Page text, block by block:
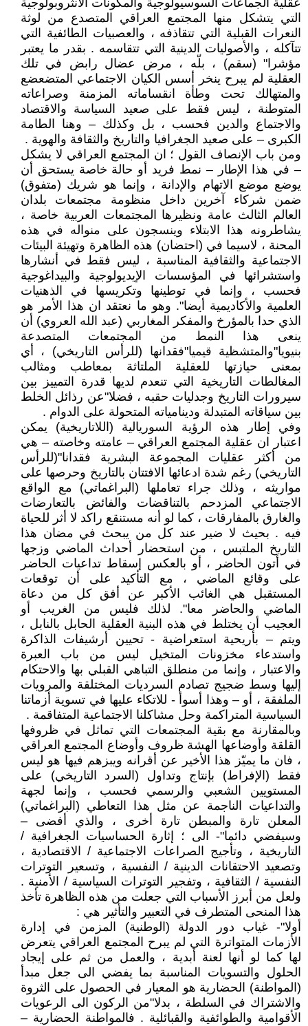
عقلية الجماعات السوسيولوجية والمكونات الانثروبولوجية
التي يتشكل منها المجتمع العراقي المتصدع من لوثة
النعرات القبلية التي تتقاذفه ، والعصبيات الطائفية التي
تتآكله ، والأصوليات الدينية التي تتقاسمه . بقدر ما يعتبر
مؤشرا" (سقم) ، بلّه ، مرض عضال رابض في تلك
العقلية لم يبرح ينخر أسس الكيان الاجتماعي المتضعضع
والمتهالك تحت وطأة انقساماته المزمنة وصراعاته
المتوطنة ، ليس فقط على صعيد السياسة والاقتصاد
والاجتماع والدين فحسب ، بل وكذلك – وهنا الطامة
الكبرى – على صعيد الجغرافيا والتاريخ والثقافة والهوية .
ومن باب الإنصاف القول ؛ ان المجتمع العراقي لا يشكل
– في هذا الإطار – نمط فريد أو حالة خاصة يستحق أن
يوضع موضع الاتهام والإدانة ، وإنما هو شريك (متفوق)
ضمن شركاء آخرين داخل منظومة مجتمعات بلدان
العالم الثالث عامة ونظيرها المجتمعات العربية خاصة ،
يشاطرونه هذا الابتلاء وينسجون على منواله في هذه
المحنة ، لاسيما في (احتضان) هذه الظاهرة وتهيئة البيئات
الاجتماعية والثقافية المناسبة ، ليس فقط في أنشارها
واستشرائها في المؤسسات الإيديولوجية والبيداغوجية
فحسب ، وإنما في توطينها وتكريسها في الذهنيات
العلمية والأكاديمية أيضا". وهو ما نعتقد ان هذا الأمر هو
الذي حدا بالمؤرخ والمفكر المغاربي (عبد الله العروي) أن
ينعى هذا النمط من المجتمعات المتصدعة
بنيويا"والمتشظية قيميا"فقدانها (للرأس التاريخي) ، أي
بمعنى حيازتها للعقلية الملتاثة بمعاطب ومثالب
المغالطات التاريخية التي تنعدم لديها قدرة التمييز بين
سيرورات التاريخ وجدليات حقبه ، فضلا"عن رذائل الخلط
بين سياقاته المتبدلة ودينامياته المتحولة على الدوام .
وفي إطار هذه الرؤية السوريالية (اللاتاريخية) يمكن
اعتبار ان عقلية المجتمع العراقي – عامته وخاصته – هي
من أكثر عقليات المجموعة البشرية فقدانا"(للرأس
التاريخي) رغم شدة ادعائها الافتتان بالتاريخ وحرصها على
مواريثه ، وذلك جراء تعاملها (البراغماتي) مع الواقع
الاجتماعي المزدحم بالتناقضات والفائض بالتعارضات
والغارق بالمفارقات ، كما لو أنه مستنقع راكد لا أثر للحياة
فيه . بحيث لا ضير عند كل من يبحث في مضان هذا
التاريخ الملتبس ، من استحضار أحداث الماضي وزجها
في أتون الحاضر ، أو بالعكس إسقاط تداعيات الحاضر
على وقائع الماضي ، مع التأكيد على أن توقعات
المستقبل هي الغائب الأكبر عن أفق كل من دعاة
الماضي والحاضر معا". لذلك فليس من الغريب أو
العجيب أن يختلط في هذه البنية العقلية الحابل بالنابل ،
ويتم – بأريحية استعراضية - تحيين أرشيفات الذاكرة
واستدعاء مخزونات المتخيل ليس من باب العبرة
والاعتبار ، وإنما من منطلق التباهي القبلي بها والاحتكام
إليها وسط ضجيج تصادم السرديات المختلقة والمرويات
الملفقة ، أو – وهذا أسوأ - للاتكاء عليها في تسوية أزماتنا
السياسية المتراكمة وحل مشاكلنا الاجتماعية المتفاقمة .
وبالمقارنة مع بقية المجتمعات التي تماثل في ظروفها
القلقة وأوضاعها الهشة ظروف وأوضاع المجتمع العراقي
، فان ما يميّز هذا الأخير عن أقرانه ويبزهم فيها هو ليس
فقط (الإفراط) بإنتاج وتداول (السرد التاريخي) على
المستويين الشعبي والرسمي فحسب ، وإنما لجهة
والتداعيات الناجمة عن مثل هذا التعاطي (البراغماتي)
المعلن تارة والمبطن تارة أخرى ، والذي أفضى –
وسيفضي دائما"- الى ؛ إثارة الحساسيات الجغرافية /
التاريخية ، وتأجيج الصراعات الاجتماعية / الاقتصادية ،
وتصعيد الاحتقانات الدينية / النفسية ، وتسعير التوترات
النفسية / الثقافية ، وتفجير التوترات السياسية / الأمنية .
ولعل من أبرز الأسباب التي جعلت من هذه الظاهرة تأخذ
هذا المنحى المتطرف في التعبير والتأثير هي :
أولا"- غياب دور الدولة (الوطنية) المزمن في إدارة
الأزمات المتواترة التي لم يبرح المجتمع العراقي يتعرض
لها كما لو أنها لعنة أبدية ، والعمل من ثم على إيجاد
الحلول والتسويات المناسبة بما يفضي الى جعل مبدأ
(المواطنة) الحضارية هو المعيار في الحصول على الثروة
والاشتراك في السلطة ، بدلا"من الركون الى الرعويات
الأقوامية والطوائفية والقبائلية . فالمواطنة الحضارية –